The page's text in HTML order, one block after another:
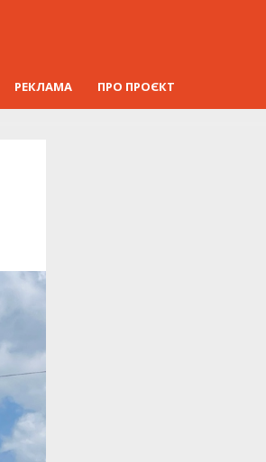
РЕКЛАМА ПРО ПРОЄКТ